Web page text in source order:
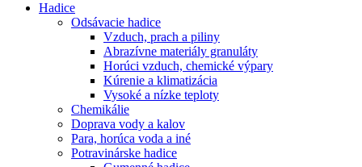
Hadice
Odsávacie hadice
Vzduch, prach a piliny
Abrazívne materiály granuláty
Horúci vzduch, chemické výpary
Kúrenie a klimatizácia
Vysoké a nízke teploty
Chemikálie
Doprava vody a kalov
Para, horúca voda a iné
Potravinárske hadice